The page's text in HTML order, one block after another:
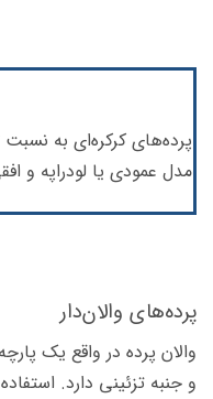
پرده‌های کرکره‌ای به
مدل عمودی یا لودراپه و
پرده‌های والان‌دار
والان پرده در واقع یک
و جنبه تزئینی دارد.